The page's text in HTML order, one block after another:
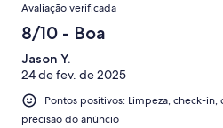
Avaliação verificada
8/10 - Boa
Jason Y.
24 de fev. de 2025
Pontos positivos: Limpeza, check-in,
precisão do anúncio